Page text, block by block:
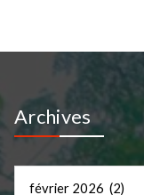
Archives